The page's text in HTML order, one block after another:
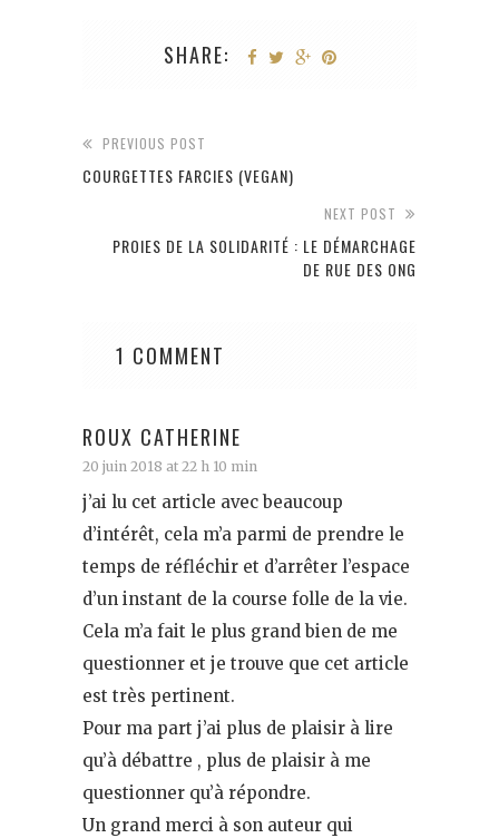
SHARE:
PREVIOUS POST
COURGETTES FARCIES (VEGAN)
NEXT POST
PROIES DE LA SOLIDARITÉ : LE DÉMARCHAGE
DE RUE DES ONG
1 COMMENT
ROUX CATHERINE
20 juin 2018 at 22 h 10 min
j’ai lu cet article avec beaucoup
d’intérêt, cela m’a parmi de prendre le
temps de réfléchir et d’arrêter l’espace
d’un instant de la course folle de la vie.
Cela m’a fait le plus grand bien de me
questionner et je trouve que cet article
est très pertinent.
Pour ma part j’ai plus de plaisir à lire
qu’à débattre , plus de plaisir à me
questionner qu’à répondre.
Un grand merci à son auteur qui